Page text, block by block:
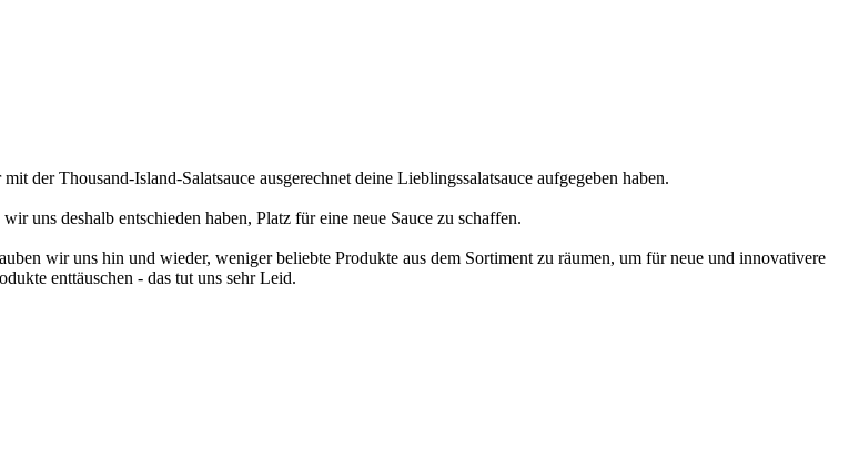
der Thousand-Island-Salatsauce ausgerechnet deine Lieblingssalatsauce aufgegeben haben.
uns deshalb entschieden haben, Platz für eine neue Sauce zu schaffen.
wir uns hin und wieder, weniger beliebte Produkte aus dem Sortiment zu räumen, um für neue und innovativere
enttäuschen - das tut uns sehr Leid.